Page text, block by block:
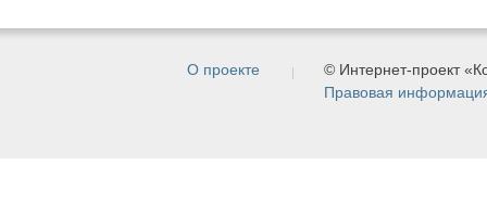
О проекте
© Интернет-проект
Правовая